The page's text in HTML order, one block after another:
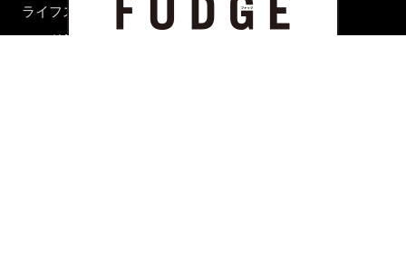
ライフスタイル
フード&ドリンク